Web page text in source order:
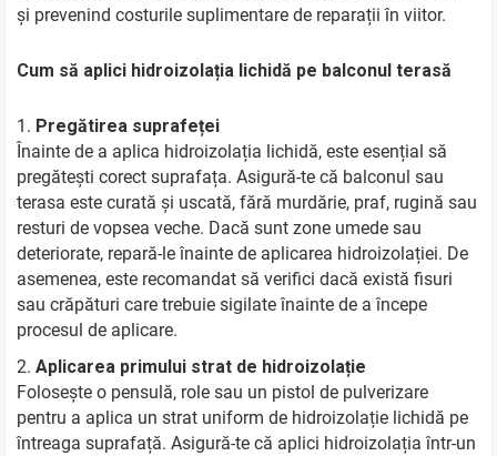
și prevenind costurile suplimentare de reparații în viitor.
Cum să aplici hidroizolația lichidă pe balconul terasă
Pregătirea suprafeței
Înainte de a aplica hidroizolația lichidă, este esențial să
pregătești corect suprafața. Asigură-te că balconul sau
terasa este curată și uscată, fără murdărie, praf, rugină sau
resturi de vopsea veche. Dacă sunt zone umede sau
deteriorate, repară-le înainte de aplicarea hidroizolației. De
asemenea, este recomandat să verifici dacă există fisuri
sau crăpături care trebuie sigilate înainte de a începe
procesul de aplicare.
Aplicarea primului strat de hidroizolație
Folosește o pensulă, role sau un pistol de pulverizare
pentru a aplica un strat uniform de hidroizolație lichidă pe
întreaga suprafață. Asigură-te că aplici hidroizolația într-un